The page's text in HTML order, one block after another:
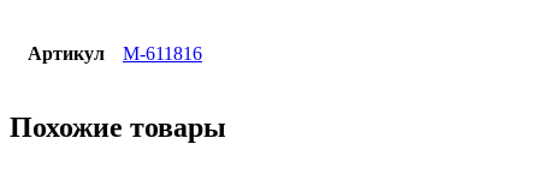
Артикул M-611816
Похожие товары